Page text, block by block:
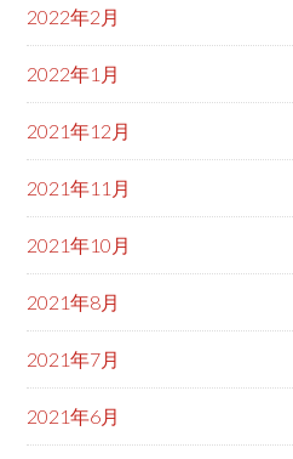
2022年2月
2022年1月
2021年12月
2021年11月
2021年10月
2021年8月
2021年7月
2021年6月